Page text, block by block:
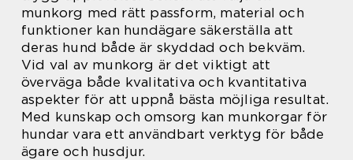
munkorg med rätt passform, material och
funktioner kan hundägare säkerställa att
deras hund både är skyddad och bekväm.
Vid val av munkorg är det viktigt att
överväga både kvalitativa och kvantitativa
aspekter för att uppnå bästa möjliga resultat.
Med kunskap och omsorg kan munkorgar för
hundar vara ett användbart verktyg för både
ägare och husdjur.